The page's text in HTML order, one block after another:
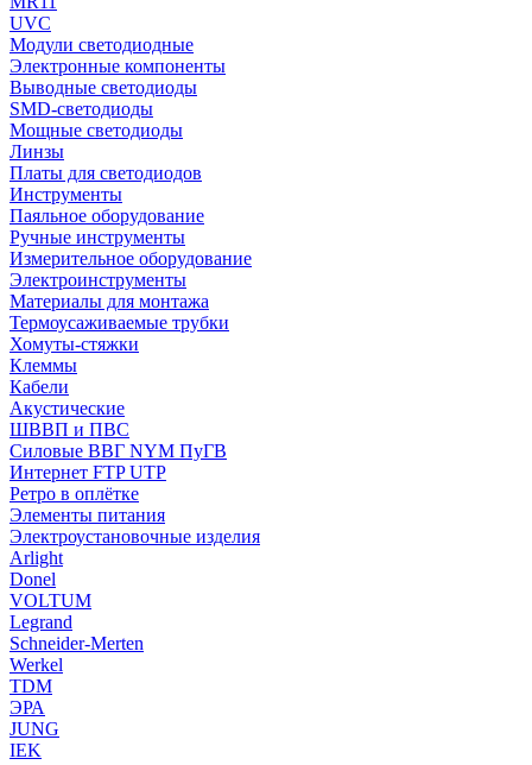
UVC
Модули светодиодные
Электронные компоненты
Выводные светодиоды
SMD-светодиоды
Мощные светодиоды
Линзы
Платы для светодиодов
Инструменты
Паяльное оборудование
Ручные инструменты
Измерительное оборудование
Электроинструменты
Материалы для монтажа
Термоусаживаемые трубки
Хомуты-стяжки
Клеммы
Кабели
Акустические
ШВВП и ПВС
Силовые ВВГ NYM ПуГВ
Интернет FTP UTP
Ретро в оплётке
Элементы питания
Электроустановочные изделия
Arlight
Donel
VOLTUM
Legrand
Schneider-Merten
Werkel
TDM
ЭРА
JUNG
IEK